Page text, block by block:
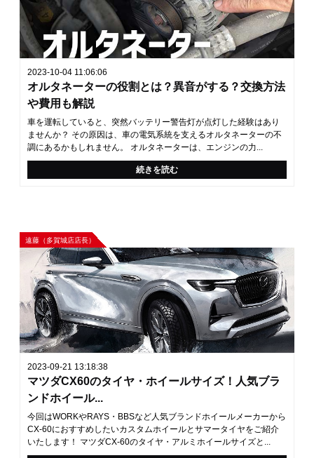
2023-10-04 11:06:06
オルタネーターの役割とは？異音がする？交換方法
や費用も解説
車を運転していると、突然バッテリー警告灯が点灯した経験はあり
ませんか？ その原因は、車の電気系統を支えるオルタネーターの不
調にあるかもしれません。 オルタネーターは、エンジンの力...
続きを読む
遠藤（多賀城店店長）
2023-09-21 13:18:38
マツダCX60のタイヤ・ホイールサイズ！人気ブラ
ンドホイール...
今回はWORKやRAYS・BBSなど人気ブランドホイールメーカーから
CX-60におすすめしたいカスタムホイールとサマータイヤをご紹介
いたします！ マツダCX-60のタイヤ・アルミホイールサイズと...